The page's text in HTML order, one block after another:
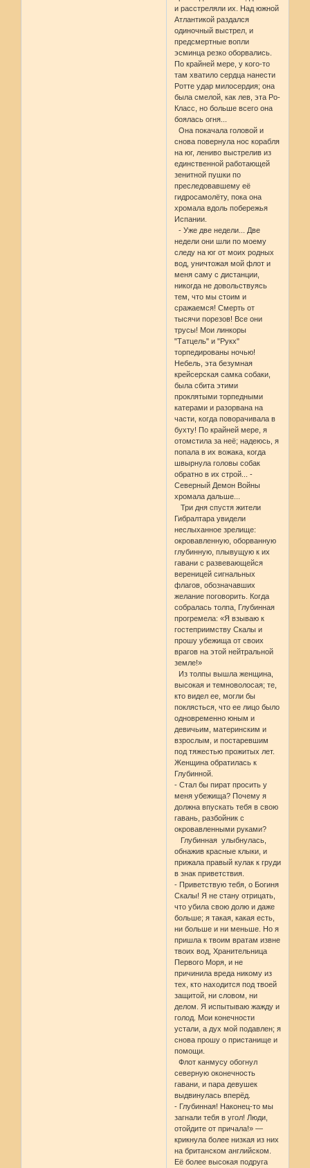
и расстреляли их. Над южной
Атлантикой раздался
одиночный выстрел, и
предсмертные вопли
эсминца резко оборвались.
По крайней мере, у кого-то
там хватило сердца нанести
Ротте удар милосердия; она
была смелой, как лев, эта Ро-
Класс, но больше всего она
боялась огня...
Она покачала головой и
снова повернула нос корабля
на юг, лениво выстрелив из
единственной работающей
зенитной пушки по
преследовавшему её
гидросамолёту, пока она
хромала вдоль побережья
Испании.
- Уже две недели... Две
недели они шли по моему
следу на юг от моих родных
вод, уничтожая мой флот и
меня саму с дистанции,
никогда не довольствуясь
тем, что мы стоим и
сражаемся! Смерть от
тысячи порезов! Все они
трусы! Мои линкоры
"Татцель" и "Рукх"
торпедированы ночью!
Небель, эта безумная
крейсерская самка собаки,
была сбита этими
проклятыми торпедными
катерами и разорвана на
части, когда поворачивала в
бухту! По крайней мере, я
отомстила за неё; надеюсь, я
попала в их вожака, когда
швырнула головы собак
обратно в их строй... -
Северный Демон Войны
хромала дальше...
Три дня спустя жители
Гибралтара увидели
неслыханное зрелище:
окровавленную, оборванную
глубинную, плывущую к их
гавани с развевающейся
вереницей сигнальных
флагов, обозначавших
желание поговорить. Когда
собралась толпа, Глубинная
прогремела: «Я взываю к
гостеприимству Скалы и
прошу убежища от своих
врагов на этой нейтральной
земле!»
Из толпы вышла женщина,
высокая и темноволосая; те,
кто видел ее, могли бы
поклясться, что ее лицо было
одновременно юным и
девичьим, материнским и
взрослым, и постаревшим
под тяжестью прожитых лет.
Женщина обратилась к
Глубинной.
- Стал бы пират просить у
меня убежища? Почему я
должна впускать тебя в свою
гавань, разбойник с
окровавленными руками?
Глубинная улыбнулась,
обнажив красные клыки, и
прижала правый кулак к груди
в знак приветствия.
- Приветствую тебя, о Богиня
Скалы! Я не стану отрицать,
что убила свою долю и даже
больше; я такая, какая есть,
ни больше и ни меньше. Но я
пришла к твоим вратам извне
твоих вод, Хранительница
Первого Моря, и не
причинила вреда никому из
тех, кто находится под твоей
защитой, ни словом, ни
делом. Я испытываю жажду и
голод. Мои конечности
устали, а дух мой подавлен; я
снова прошу о пристанище и
помощи.
Флот канмусу обогнул
северную оконечность
гавани, и пара девушек
выдвинулась вперёд.
- Глубинная! Наконец-то мы
загнали тебя в угол! Люди,
отойдите от причала!» —
крикнула более низкая из них
на британском английском.
Её более высокая подруга